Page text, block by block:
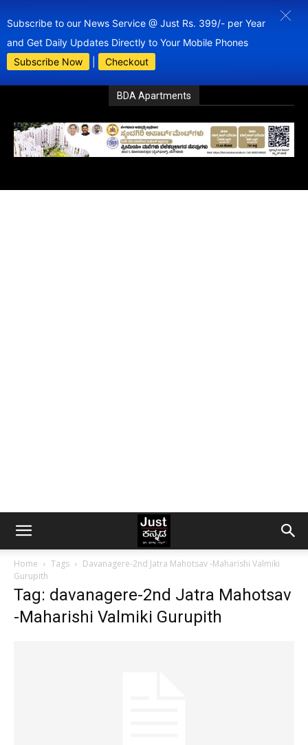
Subscribe to our News Service @ Just Rs. 399/- per Year
and Get Daily Updates Directly to Your Mobile Phones
Subscribe Now
Checkout
BDA Apartments
Home Tags
Davanagere-2nd Jatra Mahotsav -Maharishi Valmiki
Gurupith
Tag: davanagere-2nd Jatra Mahotsav
-Maharishi Valmiki Gurupith